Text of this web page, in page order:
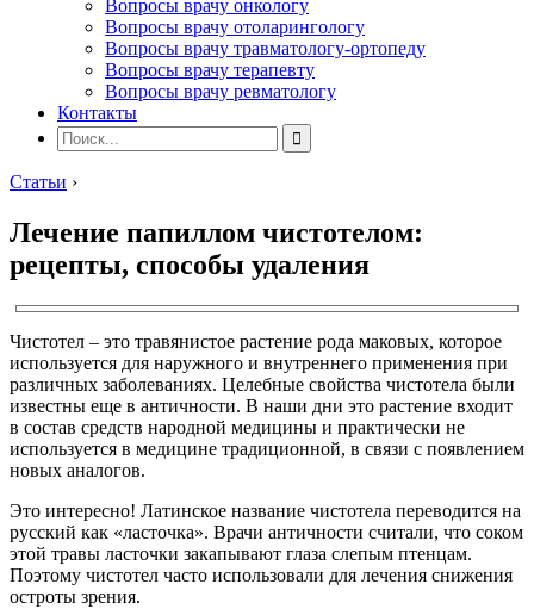
Вопросы врачу онкологу
Вопросы врачу отоларингологу
Вопросы врачу травматологу-ортопеду
Вопросы врачу терапевту
Вопросы врачу ревматологу
Контакты
Статьи ›
Лечение папиллом чистотелом:
рецепты, способы удаления
Чистотел – это травянистое растение рода маковых, которое
используется для наружного и внутреннего применения при
различных заболеваниях. Целебные свойства чистотела были
известны еще в античности. В наши дни это растение входит
в состав средств народной медицины и практически не
используется в медицине традиционной, в связи с появлением
новых аналогов.
Это интересно! Латинское название чистотела переводится на
русский как «ласточка». Врачи античности считали, что соком
этой травы ласточки закапывают глаза слепым птенцам.
Поэтому чистотел часто использовали для лечения снижения
остроты зрения.